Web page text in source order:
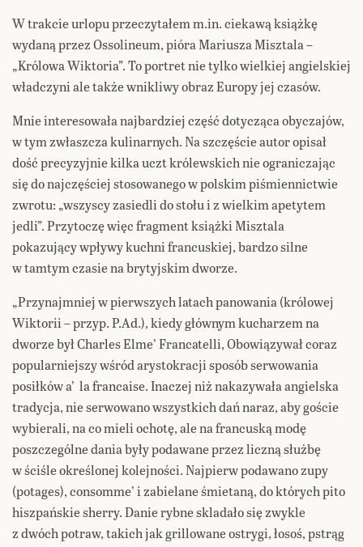
W trakcie urlopu przeczytałem m.in. ciekawą książkę
wydaną przez Ossolineum, pióra Mariusza Misztala –
„Królowa Wiktoria”. To portret nie tylko wielkiej angielskiej
władczyni ale także wnikliwy obraz Europy jej czasów.
Mnie interesowała najbardziej część dotycząca obyczajów,
w tym zwłaszcza kulinarnych. Na szczęście autor opisał
dość precyzyjnie kilka uczt królewskich nie ograniczając
się do najczęściej stosowanego w polskim piśmiennictwie
zwrotu: „wszyscy zasiedli do stołu i z wielkim apetytem
jedli”. Przytoczę więc fragment książki Misztala
pokazujący wpływy kuchni francuskiej, bardzo silne
w tamtym czasie na brytyjskim dworze.
„Przynajmniej w pierwszych latach panowania (królowej
Wiktorii – przyp. P.Ad.), kiedy głównym kucharzem na
dworze był Charles Elme’ Francatelli, Obowiązywał coraz
popularniejszy wśród arystokracji sposób serwowania
posiłków a’ la francaise. Inaczej niż nakazywała angielska
tradycja, nie serwowano wszystkich dań naraz, aby goście
wybierali, na co mieli ochotę, ale na francuską modę
poszczególne dania były podawane przez liczną służbę
w ściśle określonej kolejności. Najpierw podawano zupy
(potages), consomme’ i zabielane śmietaną, do których pito
hiszpańskie sherry. Danie rybne skladało się zwykle
z dwóch potraw, takich jak grillowane ostrygi, łosoś, pstrąg